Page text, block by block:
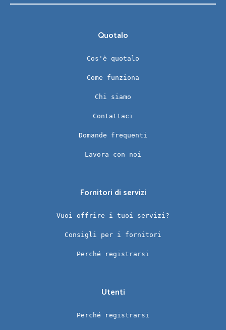
Quotalo
Cos'è quotalo
Come funziona
Chi siamo
Contattaci
Domande frequenti
Lavora con noi
Fornitori di servizi
Vuoi offrire i tuoi servizi?
Consigli per i fornitori
Perché registrarsi
Utenti
Perché registrarsi